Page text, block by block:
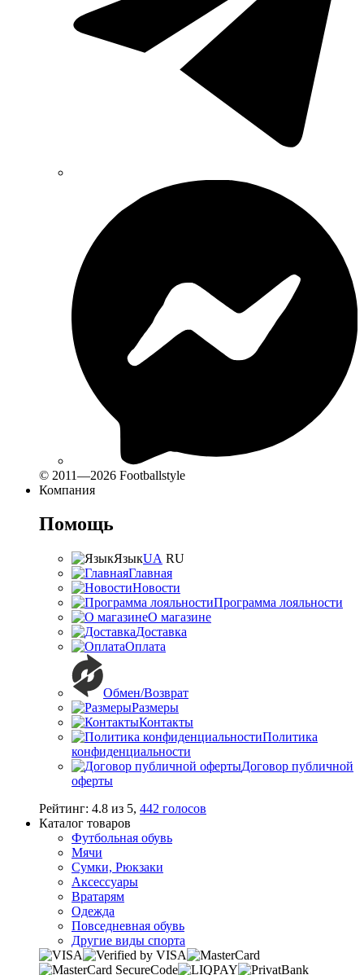
© 2011—2026 Footballstyle
Компания
Помощь
ЯзыкUA RU
Главная
Новости
Программа лояльности
О магазине
Доставка
Оплата
Обмен/Возврат
Размеры
Контакты
Политика
конфиденциальности
Договор публичной
оферты
Рейтинг: 4.8 из 5, 442 голосов
Каталог товаров
Футбольная обувь
Мячи
Сумки, Рюкзаки
Аксессуары
Вратарям
Одежда
Повседневная обувь
Другие виды спорта